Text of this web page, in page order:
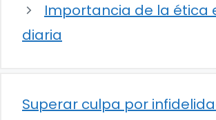
Importancia de la ética
diaria
Superar culpa por